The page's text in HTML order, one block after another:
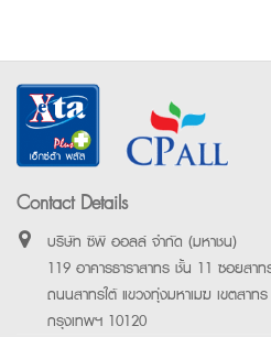
Contact Details
บริษัท ซีพี ออลล์ จำกัด (มหาชน)
119 อาคารธาราสาทร ชั้น 11 ซอยสา
ถนนสาทรใต้ แขวงทุ่งมหาเมฆ เขตสาทร
กรุงเทพฯ 10120